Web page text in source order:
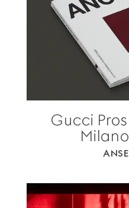
Gucci